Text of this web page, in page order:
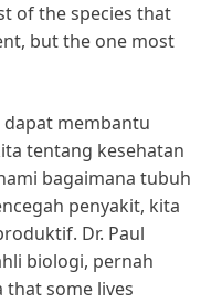
of the species that
but the one most
membantu
tentang kesehatan
bagaimana tubuh
penyakit, kita
Dr. Paul
biologi, pernah
that some lives